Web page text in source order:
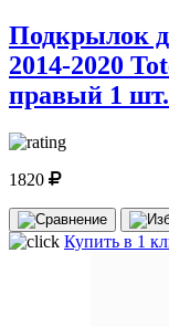
Подкрылок
2014-2020
правый 1
1820
Купить в 1